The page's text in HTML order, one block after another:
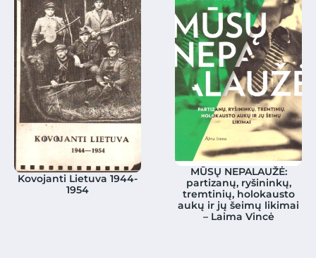
Kovojanti Lietuva 1944-
1954
MŪSŲ NEPALAUŽĖ:
partizanų, ryšininkų,
tremtinių, holokausto
aukų ir jų šeimų likimai
– Laima Vincė